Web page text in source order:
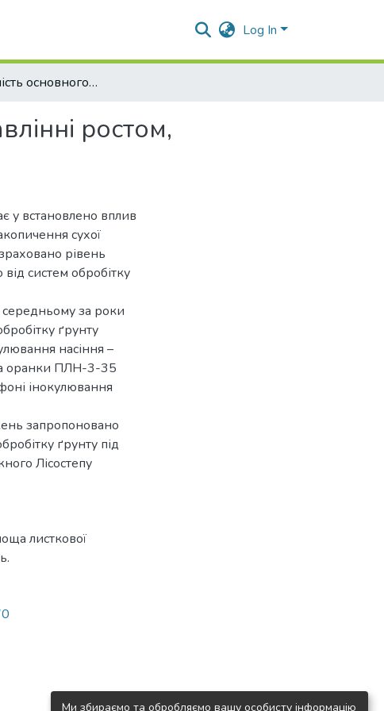
Log In
Ефективність основного обробітку грунту в управлінні ростом, розвитком та урожайністю сої
ростом,
у встановлено вплив
сухої
рівень
систем обробітку
середньому за роки
ґрунту
насіння –
оранки ПЛН-3-35
інокулювання
запропоновано
ґрунту під
Лісостепу
листкової
Ми збираємо та обробляємо вашу особисту інформацію